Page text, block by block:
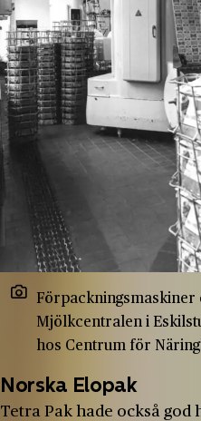
Mjölkcentralen i
hos Centrum för
Norska Elopak
Tetra Pak hade också god